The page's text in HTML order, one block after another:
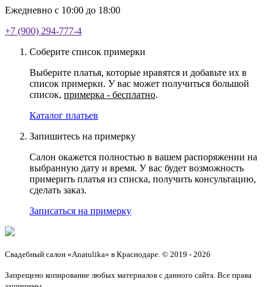
Ежедневно с 10:00 до 18:00
+7 (900) 294-777-4
Соберите список примерки
Выберите платья, которые нравятся и добавьте их в
список примерки. У вас может получиться большой
список, примерка - бесплатно.
Каталог платьев
Запишитесь на примерку
Салон окажется полностью в вашем распоряжении на
выбранную дату и время. У вас будет возможность
примерить платья из списка, получить консультацию,
сделать заказ.
Записаться на примерку
Свадебный салон «Anatulika» в Краснодаре. © 2019 - 2026
Запрещено копирование любых материалов с данного сайта. Все права